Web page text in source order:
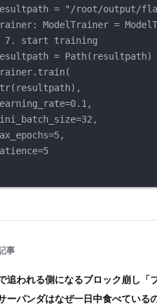
= "/root/output/
ModelTrainer =
7. start training
=
事
追われる側になるブロック崩し「
ーパンダはなぜ一日中食べている